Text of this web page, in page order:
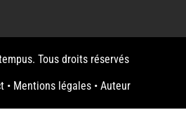
Tous droits réservés
• Mentions légales • Auteur